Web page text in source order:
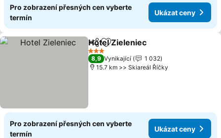
Pro zobrazení přesných cen vyberte
termín
Ukázat ceny
SdíletPřidat na seznam oblíbených
Hotel Zieleniec
3 Počet hvězdiček
8,9 Vynikající
1 032
15.7 km >> Skiareál Říčky
Pro zobrazení přesných cen vyberte
termín
Ukázat ceny